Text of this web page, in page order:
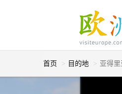
首页 目的地 亚得